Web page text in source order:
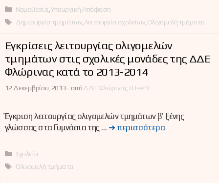
Κατηγορίες
Νομοθεσία Υπουργική Απόφαση
Ετικέτες
Δημιουργία τμημάτων Λειτουργία σχολείων Ολιγομελή τμήματα
Εγκρίσεις λειτουργίας ολιγομελών
τμημάτων στις σχολικές μονάδες της ΔΔΕ
Φλώρινας κατά το 2013-2014
12 Δεκεμβρίου, 2013 -απόΔΔΕ Φλώρινας | User9
Έγκριση λειτουργίας ολιγομελών τμημάτων β’ ξένης
γλώσσας στα Γυμνάσια της … ➜ περισσότερα
Κατηγορίες
Σχολεία
Ετικέτες
Ολιγομελή τμήματα